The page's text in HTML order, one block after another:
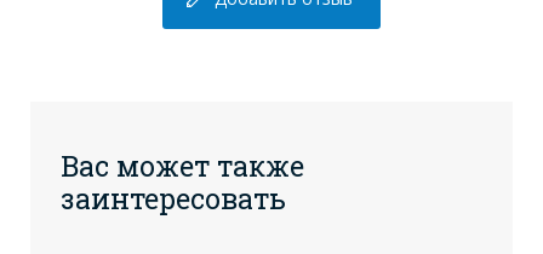
Вас может также
заинтересовать